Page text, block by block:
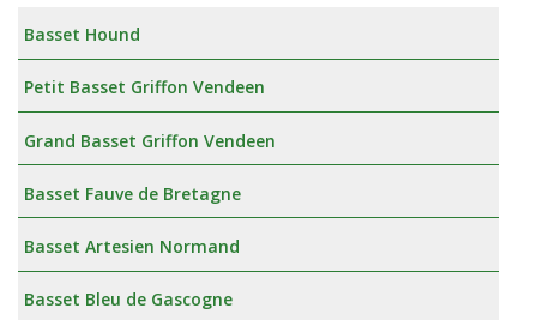
Basset Hound
Petit Basset Griffon Vendeen
Grand Basset Griffon Vendeen
Basset Fauve de Bretagne
Basset Artesien Normand
Basset Bleu de Gascogne